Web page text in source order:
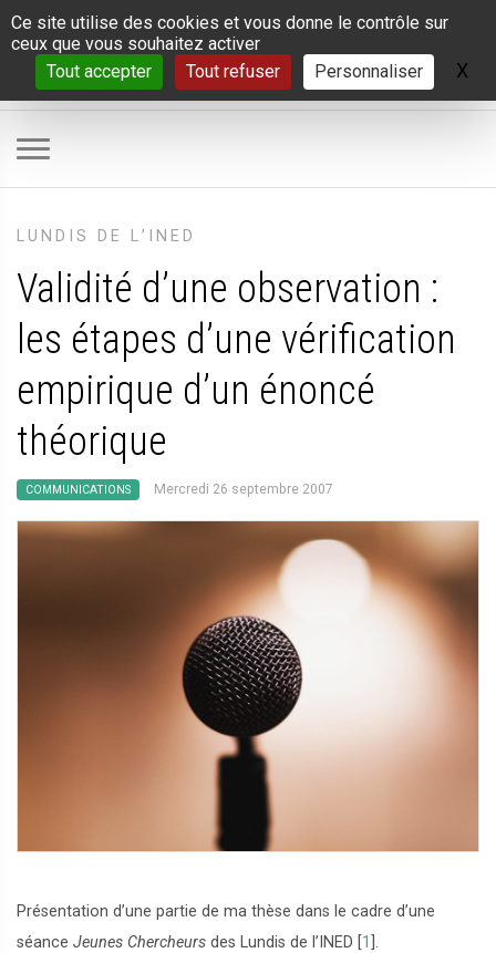
Panneau de gestion des cookies
Ce site utilise des cookies et vous donne le contrôle sur
ceux que vous souhaitez activer
Tout accepter
Tout refuser Personnaliser X
LUNDIS DE L’INED
Validité d’une observation :
les étapes d’une vérification
empirique d’un énoncé
théorique
COMMUNICATIONS Mercredi 26 septembre 2007
Présentation d’une partie de ma thèse dans le cadre d’une
séance Jeunes Chercheurs des Lundis de l’INED 1 .